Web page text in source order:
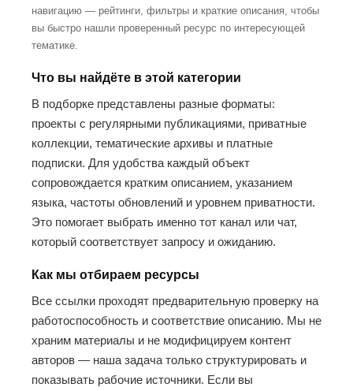
навигацию — рейтинги, фильтры и краткие описания, чтобы
вы быстро нашли проверенный ресурс по интересующей
тематике.
Что вы найдёте в этой категории
В подборке представлены разные форматы:
проекты с регулярными публикациями, приватные
коллекции, тематические архивы и платные
подписки. Для удобства каждый объект
сопровождается кратким описанием, указанием
языка, частоты обновлений и уровнем приватности.
Это помогает выбрать именно тот канал или чат,
который соответствует запросу и ожиданию.
Как мы отбираем ресурсы
Все ссылки проходят предварительную проверку на
работоспособность и соответствие описанию. Мы не
храним материалы и не модифицируем контент
авторов — наша задача только структурировать и
показывать рабочие источники. Если вы